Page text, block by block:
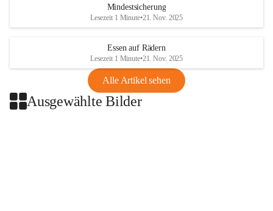
Mindestsicherung
Lesezeit 1 Minute•21. Nov. 2025
Essen auf Rädern
Lesezeit 1 Minute•21. Nov. 2025
Alle Artikel sehen
Ausgewählte Bilder